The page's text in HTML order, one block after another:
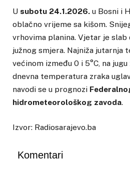
U subotu 24.1.2026. u Bosni i
oblačno vrijeme sa kišom.
vrhovima planina. Vjetar je slab
južnog smjera. Najniža jutarnja
većinom između 0 i 5°C, na
dnevna temperatura zraka
navodi se u prognozi
hidrometeorološkog zavoda.
Izvor: Radiosarajevo.ba
Komentari